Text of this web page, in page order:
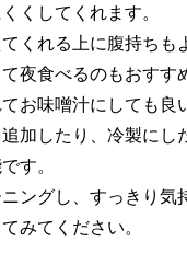
くしてくれます。
くれる上に腹持ちも
夜食べるのもおすす
お味噌汁にしても良
加したり、冷製にし
す。
ングし、すっきり気
みてください。